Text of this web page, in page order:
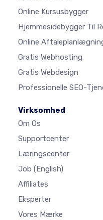
Online Kursusbygger
Hjemmesidebygger Til
Online
Gratis Webhosting
Gratis Webdesign
Professionelle SEO-
Virksomhed
Om Os
Supportcenter
Læringscenter
Job (English)
Affiliates
Eksperter
Vores Mærke